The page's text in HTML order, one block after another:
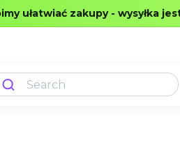
ułatwiać zakupy - wysyłka